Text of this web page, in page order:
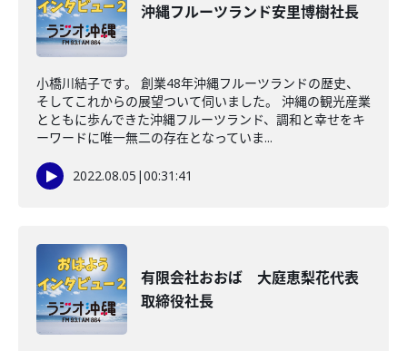
沖縄フルーツランド安里博樹社長
小橋川結子です。 創業48年沖縄フルーツランドの歴史、
そしてこれからの展望ついて伺いました。 沖縄の観光産業
とともに歩んできた沖縄フルーツランド、調和と幸せをキ
ーワードに唯一無二の存在となっていま...
2022.08.05 |00:31:41
有限会社おおば 大庭恵梨花代表
取締役社長